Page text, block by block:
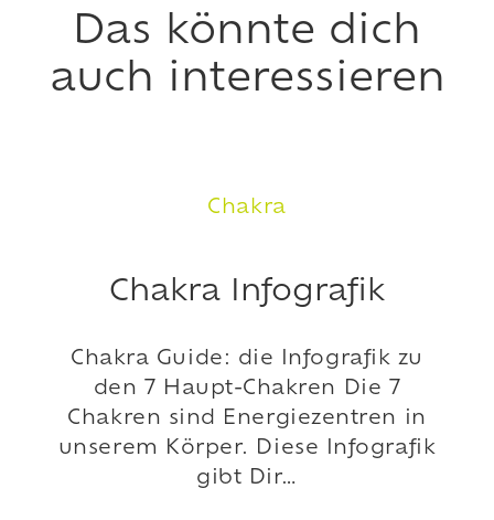
Das könnte dich
auch interessieren
Chakra
Chakra Infografik
Chakra Guide: die Infografik zu
den 7 Haupt-Chakren Die 7
Chakren sind Energiezentren in
unserem Körper. Diese Infografik
gibt Dir…